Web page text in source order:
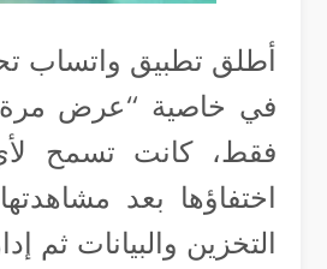
في خاصية “عرض مرة
فقط، كانت تسمح
اختفاؤها بعد
التخزين والبيانات